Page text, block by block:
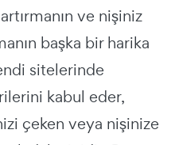
artırmanın ve nişiniz
başka bir harika
sitelerinde
kabul eder,
çeken veya nişinize